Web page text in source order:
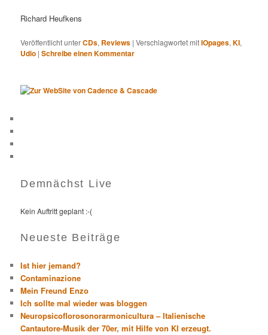
Richard Heufkens
Veröffentlicht unterCDs, Reviews |Verschlagwortet mitIOpages,KI,
Udio |Schreibe einen Kommentar
Demnächst Live
Kein Auftritt geplant :-(
Neueste Beiträge
Ist hier jemand?
Contaminazione
Mein Freund Enzo
Ich sollte mal wieder was bloggen
Neuropsicoflorosonorarmonicultura – Italienische
Cantautore-Musik der 70er, mit Hilfe von KI erzeugt.